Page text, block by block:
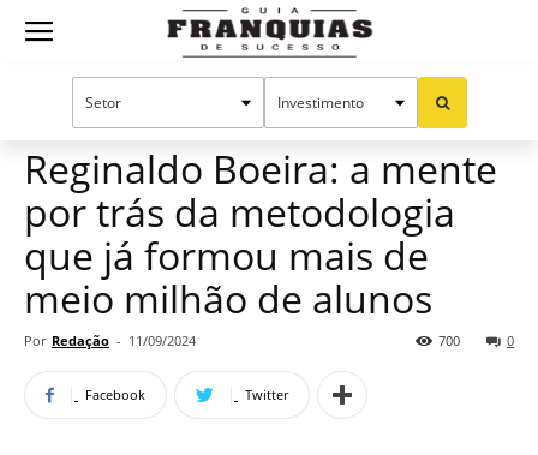
Guia
Sucesso
Mercado de franquias
Reginaldo Boeira: a mente
por trás da metodologia
que já formou mais de
meio milhão de alunos
Por Redação - 11/09/2024 0
700
Facebook Twitter